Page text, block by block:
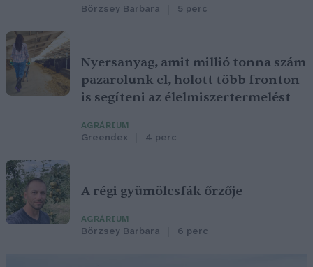
Börzsey Barbara 5 perc
Nyersanyag, amit millió tonna szám
pazarolunk el, holott több fronton
is segíteni az élelmiszertermelést
AGRÁRIUM
Greendex 4 perc
A régi gyümölcsfák őrzője
AGRÁRIUM
Börzsey Barbara 6 perc